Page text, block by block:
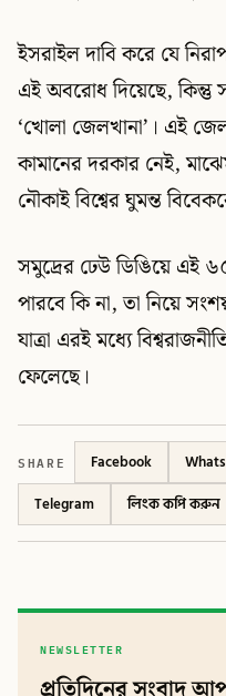
ইসরাইল দাবি করে যে
এই অবরোধ দিয়েছে, কিন্তু
‘খোলা জেলখানা’। এই
কামানের দরকার নেই,
নৌকাই বিশ্বের ঘুমন্ত
সমুদ্রের ঢেউ ডিঙিয়ে এই
পারবে কি না, তা নিয়ে
যাত্রা এরই মধ্যে
ফেলেছে।
SHARE Facebook
Telegram
লিংক কপি করুন
NEWSLETTER